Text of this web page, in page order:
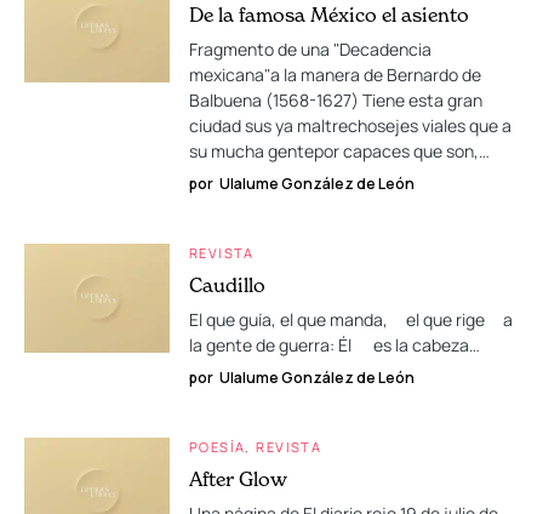
De la famosa México el asiento
Fragmento de una "Decadencia
mexicana"a la manera de Bernardo de
Balbuena (1568-1627) Tiene esta gran
ciudad sus ya maltrechosejes viales que a
su mucha gentepor capaces que son,…
por Ulalume González de León
REVISTA
Caudillo
El que guía, el que manda, el que rige a
la gente de guerra: Él es la cabeza…
por Ulalume González de León
POESÍA REVISTA
After Glow